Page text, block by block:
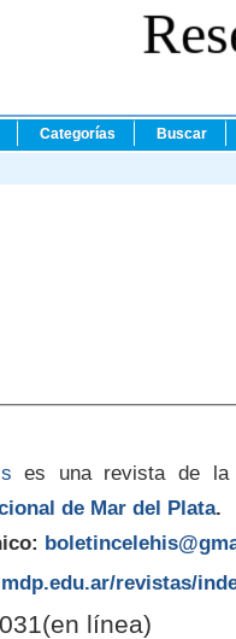
Categorías Buscar
es una revista de la
de Mar del Plata.
revistas/
línea)